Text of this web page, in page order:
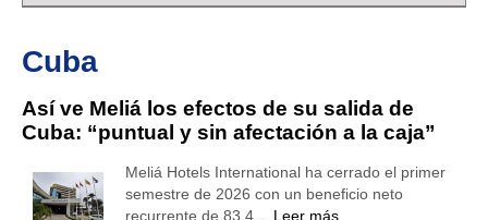
Cuba
Así ve Meliá los efectos de su salida de
Cuba: “puntual y sin afectación a la caja”
Meliá Hotels International ha cerrado el primer
semestre de 2026 con un beneficio neto
recurrente de 83,4… Leer más